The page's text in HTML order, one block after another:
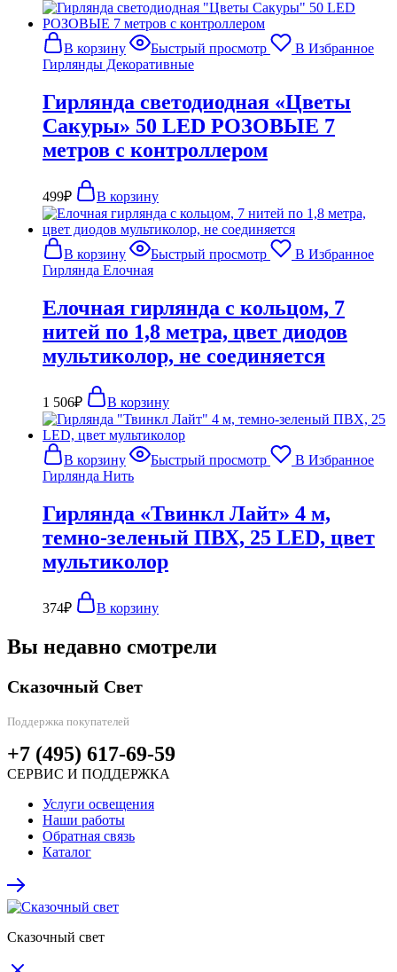
В корзину Быстрый просмотр
В Избранное
Гирлянды Декоративные
Гирлянда светодиодная «Цветы
Сакуры» 50 LED РОЗОВЫЕ 7
метров с контроллером
499₽ В корзину
В корзину Быстрый просмотр
В Избранное
Гирлянда Елочная
Елочная гирлянда с кольцом, 7
нитей по 1,8 метра, цвет диодов
мультиколор, не соединяется
1 506₽ В корзину
В корзину Быстрый просмотр
В Избранное
Гирлянда Нить
Гирлянда «Твинкл Лайт» 4 м,
темно-зеленый ПВХ, 25 LED, цвет
мультиколор
374₽ В корзину
Вы недавно смотрели
Сказочный Свет
Поддержка покупателей
+7 (495) 617-69-59
СЕРВИС И ПОДДЕРЖКА
Услуги освещения
Наши работы
Обратная связь
Каталог
Сказочный свет